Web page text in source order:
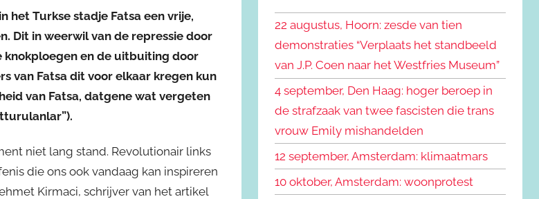
het Turkse stadje Fatsa een vrije,
Dit in weerwil van de repressie door
knokploegen en de uitbuiting door
van Fatsa dit voor elkaar kregen kun
van Fatsa, datgene wat vergeten
niet lang stand. Revolutionair links
die ons ook vandaag kan inspireren
Kirmaci, schrijver van het artikel
n
a
a
r
:
n
22 augustus, Hoorn: zesde van tien
demonstraties “Verplaats het standbeeld
van J.P. Coen naar het Westfries Museum”
4 september, Den Haag: hoger beroep in
de strafzaak van twee fascisten die trans
vrouw Emily mishandelden
12 september, Amsterdam: klimaatmars
10 oktober, Amsterdam: woonprotest